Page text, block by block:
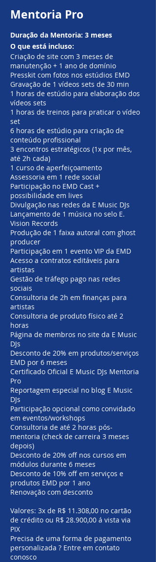
Mentoria Pro
Duração da Mentoria: 3 meses
O que está incluso:
Criação de site com 3 meses de
manutenção + 1 ano de domínio
Presskit com fotos nos estúdios EMD
Gravação de 1 vídeos sets de 30 min
1 horas de estúdio para elaboração dos
vídeos sets
1 horas de treinos para praticar o vídeo
set
6 horas de estúdio para criação de
conteúdo profissional
3 encontros estratégicos (1x por mês,
até 2h cada)
1 curso de aperfeiçoamento
Assessoria em 1 rede social
Participação no EMD Cast +
possibilidade em lives
Divulgação nas redes da E Music DJs
Lançamento de 1 música no selo E.
Vision Records
Produção de 1 faixa autoral com ghost
producer
Participação em 1 evento VIP da EMD
Acesso a contratos editáveis para
artistas
Gestão de tráfego pago nas redes
sociais
Consultoria de 2h em finanças para
artistas
Consultoria de produto físico até 2
horas
Página de membros no site da E Music
DJs
Desconto de 20% em produtos/serviços
EMD por 6 meses
Certificado Oficial E Music DJs Mentoria
Pro
Reportagem especial no blog E Music
DJs
Participação opcional como convidado
em eventos/workshops
Consultoria de até 2 horas pós-
mentoria (check de carreira 3 meses
depois)
Desconto de 20% off nos cursos em
módulos durante 6 meses
Desconto de 10% off em serviços e
produtos EMD por 1 ano
Renovação com desconto
Valores: 3x de R$ 11.308,00 no cartão
de crédito ou R$ 28.900,00 á vista via
PIX
Precisa de uma forma de pagamento
personalizada ? Entre em contato
conosco